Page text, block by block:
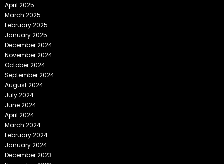
April 2025
March 2025
February 2025
January 2025
December 2024
November 2024
October 2024
September 2024
August 2024
July 2024
June 2024
April 2024
March 2024
February 2024
January 2024
December 2023